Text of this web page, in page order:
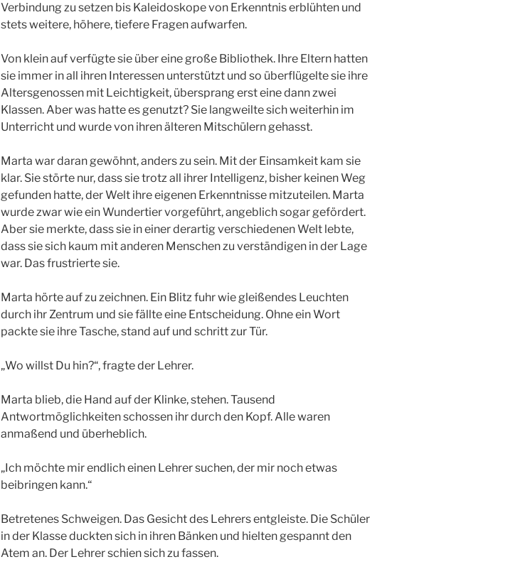
Verbindung zu setzen bis Kaleidoskope von Erkenntnis erblühten und
stets weitere, höhere, tiefere Fragen aufwarfen.
Von klein auf verfügte sie über eine große Bibliothek. Ihre Eltern hatten
sie immer in all ihren Interessen unterstützt und so überflügelte sie ihre
Altersgenossen mit Leichtigkeit, übersprang erst eine dann zwei
Klassen. Aber was hatte es genutzt? Sie langweilte sich weiterhin im
Unterricht und wurde von ihren älteren Mitschülern gehasst.
Marta war daran gewöhnt, anders zu sein. Mit der Einsamkeit kam sie
klar. Sie störte nur, dass sie trotz all ihrer Intelligenz, bisher keinen Weg
gefunden hatte, der Welt ihre eigenen Erkenntnisse mitzuteilen. Marta
wurde zwar wie ein Wundertier vorgeführt, angeblich sogar gefördert.
Aber sie merkte, dass sie in einer derartig verschiedenen Welt lebte,
dass sie sich kaum mit anderen Menschen zu verständigen in der Lage
war. Das frustrierte sie.
Marta hörte auf zu zeichnen. Ein Blitz fuhr wie gleißendes Leuchten
durch ihr Zentrum und sie fällte eine Entscheidung. Ohne ein Wort
packte sie ihre Tasche, stand auf und schritt zur Tür.
„Wo willst Du hin?“, fragte der Lehrer.
Marta blieb, die Hand auf der Klinke, stehen. Tausend
Antwortmöglichkeiten schossen ihr durch den Kopf. Alle waren
anmaßend und überheblich.
„Ich möchte mir endlich einen Lehrer suchen, der mir noch etwas
beibringen kann.“
Betretenes Schweigen. Das Gesicht des Lehrers entgleiste. Die Schüler
in der Klasse duckten sich in ihren Bänken und hielten gespannt den
Atem an. Der Lehrer schien sich zu fassen.